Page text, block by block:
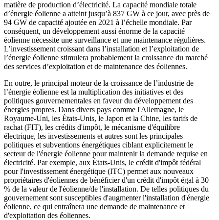
matière de production d’électricité. La capacité mondiale totale
d’énergie éolienne a atteint jusqu’à 837 GW à ce jour, avec près de
94 GW de capacité ajoutée en 2021 à l’échelle mondiale. Par
conséquent, un développement aussi énorme de la capacité
éolienne nécessite une surveillance et une maintenance régulières.
L’investissement croissant dans l’installation et l’exploitation de
l’énergie éolienne stimulera probablement la croissance du marché
des services d’exploitation et de maintenance des éoliennes.
En outre, le principal moteur de la croissance de l’industrie de
l’énergie éolienne est la multiplication des initiatives et des
politiques gouvernementales en faveur du développement des
énergies propres. Dans divers pays comme l'Allemagne, le
Royaume-Uni, les États-Unis, le Japon et la Chine, les tarifs de
rachat (FIT), les crédits d'impôt, le mécanisme d'équilibre
électrique, les investissements et autres sont les principales
politiques et subventions énergétiques ciblant explicitement le
secteur de l'énergie éolienne pour maintenir la demande requise en
électricité. Par exemple, aux États-Unis, le crédit d'impôt fédéral
pour l'investissement énergétique (ITC) permet aux nouveaux
propriétaires d'éoliennes de bénéficier d'un crédit d'impôt égal à 30
% de la valeur de l'éolienne/de l'installation. De telles politiques du
gouvernement sont susceptibles d'augmenter l'installation d'énergie
éolienne, ce qui entraînera une demande de maintenance et
d'exploitation des éoliennes.